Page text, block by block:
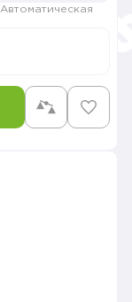
Автоматическая